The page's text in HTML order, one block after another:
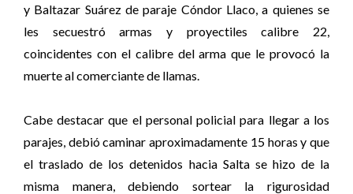
y Baltazar Suárez de paraje Cóndor Llaco, a quienes se
les secuestró armas y proyectiles calibre 22,
coincidentes con el calibre del arma que le provocó la
muerte al comerciante de llamas.
Cabe destacar que el personal policial para llegar a los
parajes, debió caminar aproximadamente 15 horas y que
el traslado de los detenidos hacia Salta se hizo de la
misma manera, debiendo sortear la rigurosidad